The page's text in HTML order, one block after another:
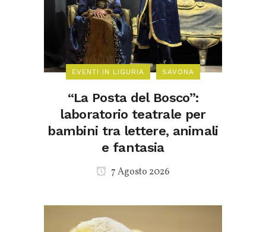
EVENTI IN LIGURIA SAVONA
“La Posta del Bosco”:
laboratorio teatrale per
bambini tra lettere, animali
e fantasia
7 Agosto 2026